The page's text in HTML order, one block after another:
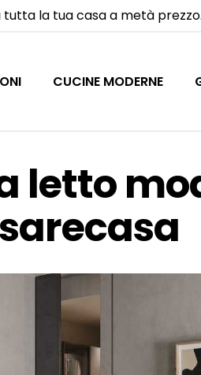
la tua casa a metà prezzo.
CUCINE MODERNE
letto